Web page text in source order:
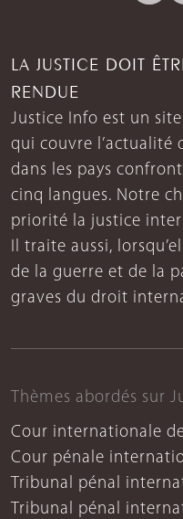
LA JUSTICE DOIT
RENDUE
Justice Info est un
qui couvre l’actualité
dans les pays
cinq langues. Notre
priorité la justice
Il traite aussi,
de la guerre et de la
graves du droit
Thèmes abordés sur
Cour internationale
Cour pénale
Tribunal pénal
Tribunal pénal